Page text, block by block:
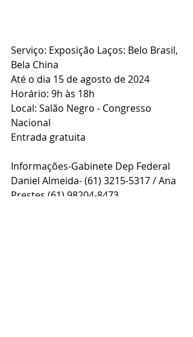
Serviço: Exposição Laços: Belo Brasil,
Bela China
Até o dia 15 de agosto de 2024
Horário: 9h às 18h
Local: Salão Negro - Congresso
Nacional
Entrada gratuita
Informações-Gabinete Dep Federal
Daniel Almeida- (61) 3215-5317 / Ana
Prestes (61) 98204-8473